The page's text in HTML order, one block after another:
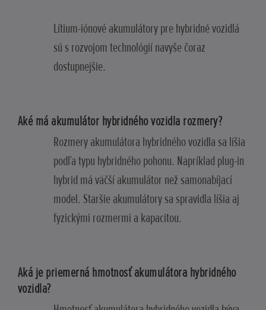
Lítium-iónové akumulátory pre hybridné vozidlá
sú s rozvojom technológií navyše čoraz
dostupnejšie.
Aké má akumulátor hybridného vozidla rozmery?
Rozmery akumulátora hybridného vozidla sa líšia
podľa typu hybridného pohonu. Napríklad plug-in
hybrid má väčší akumulátor než samonabíjací
model. Staršie akumulátory sa spravidla líšia aj
fyzickými rozmermi a kapacitou.
Aká je priemerná hmotnosť akumulátora hybridného
vozidla?